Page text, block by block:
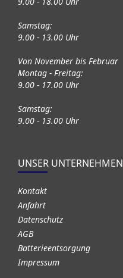
Samstag:
9.00 - 13.00 Uhr
Von November bis Februar
Montag - Freitag:
9.00 - 17.00 Uhr
Samstag:
9.00 - 13.00 Uhr
UNSER UNTERNEHMEN
Kontakt
Anfahrt
Datenschutz
AGB
Batterieentsorgung
Impressum